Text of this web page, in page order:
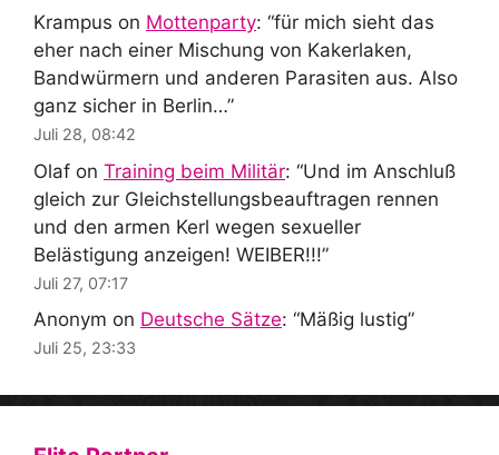
Krampus on Mottenparty: “für mich sieht das
eher nach einer Mischung von Kakerlaken,
Bandwürmern und anderen Parasiten aus. Also
ganz sicher in Berlin…”
Juli 28, 08:42
Olaf on Training beim Militär: “Und im Anschluß
gleich zur Gleichstellungsbeauftragen rennen
und den armen Kerl wegen sexueller
Belästigung anzeigen! WEIBER!!!”
Juli 27, 07:17
Anonym on Deutsche Sätze: “Mäßig lustig”
Juli 25, 23:33